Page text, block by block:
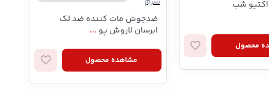
شب
محصول
ضدجوش مات کننده ضد لک
ابرسان لاروش پو ...
مشاهده محصول